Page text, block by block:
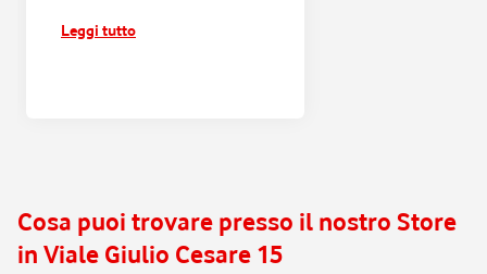
e connesso alla Centrale
assistenza e manutenzione
continua, senza pensieri.
Leggi tutto
Cosa puoi trovare presso il nostro Store
in Viale Giulio Cesare 15